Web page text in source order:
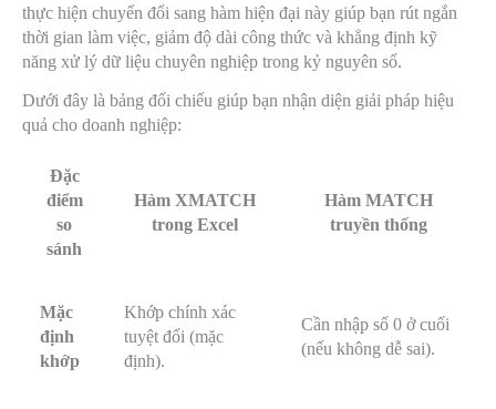
thực hiện chuyển đổi sang hàm hiện đại này giúp bạn rút ngắn
thời gian làm việc, giảm độ dài công thức và khẳng định kỹ
năng xử lý dữ liệu chuyên nghiệp trong kỷ nguyên số.
Dưới đây là bảng đối chiếu giúp bạn nhận diện giải pháp hiệu
quả cho doanh nghiệp:
Đặc
điểm
so
sánh
Hàm XMATCH
trong Excel
Hàm MATCH
truyền thống
Mặc
định
khớp
Khớp chính xác
tuyệt đối (mặc
định).
Cần nhập số 0 ở cuối
(nếu không dễ sai).